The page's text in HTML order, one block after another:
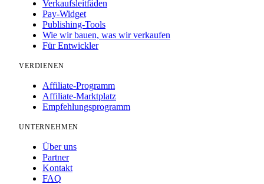
Verkaufsleitfäden
Pay-Widget
Publishing-Tools
Wie wir bauen, was wir verkaufen
Für Entwickler
VERDIENEN
Affiliate-Programm
Affiliate-Marktplatz
Empfehlungsprogramm
UNTERNEHMEN
Über uns
Partner
Kontakt
FAQ